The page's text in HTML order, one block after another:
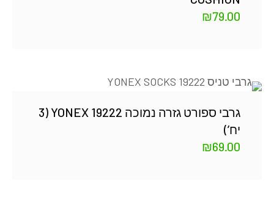
₪79.00
גרבי ספורט גזרה נמוכה YONEX 19222 (3
יח’)
₪69.00